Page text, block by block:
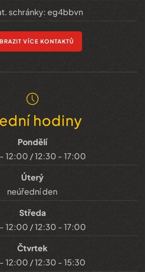
schránky: eg4bbvn
VÍCE KONTAKTŮ
hodiny
Pondělí
12:00 / 12:30 - 17:00
Úterý
neúřední den
Středa
12:00 / 12:30 - 17:00
Čtvrtek
12:00 / 12:30 - 15:30